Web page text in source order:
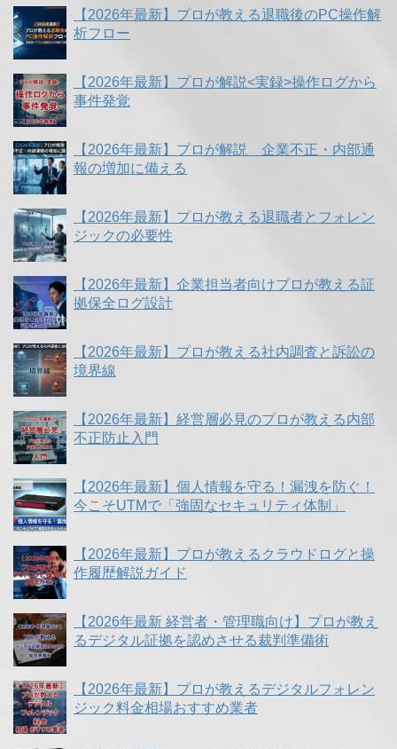
【2026年最新】プロが教える退職後のPC操作解
析フロー
【2026年最新】プロが解説<実録>操作ログから
事件発覚
【2026年最新】プロが解説 企業不正・内部通
報の増加に備える
【2026年最新】プロが教える退職者とフォレン
ジックの必要性
【2026年最新】企業担当者向けプロが教える証
拠保全ログ設計
【2026年最新】プロが教える社内調査と訴訟の
境界線
【2026年最新】経営層必見のプロが教える内部
不正防止入門
【2026年最新】個人情報を守る！漏洩を防ぐ！
今こそUTMで「強固なセキュリティ体制」
【2026年最新】プロが教えるクラウドログと操
作履歴解説ガイド
【2026年最新 経営者・管理職向け】プロが教え
るデジタル証拠を認めさせる裁判準備術
【2026年最新】プロが教えるデジタルフォレン
ジック料金相場おすすめ業者